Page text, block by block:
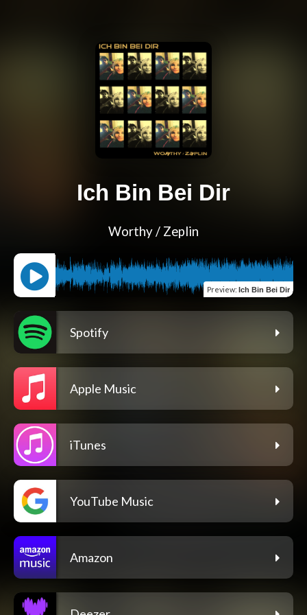
Ich Bin Bei Dir
Worthy / Zeplin
Preview: Ich Bin Bei Dir
Spotify
Apple Music
iTunes
YouTube Music
Amazon